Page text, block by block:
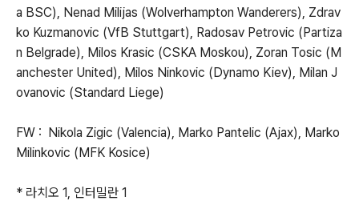
a BSC), Nenad Milijas (Wolverhampton Wanderers), Zdrav
ko Kuzmanovic (VfB Stuttgart), Radosav Petrovic (Partiza
n Belgrade), Milos Krasic (CSKA Moskou), Zoran Tosic (M
anchester United), Milos Ninkovic (Dynamo Kiev), Milan J
ovanovic (Standard Liege)
FW : Nikola Zigic (Valencia), Marko Pantelic (Ajax), Marko
Milinkovic (MFK Kosice)
* 라치오 1, 인터밀란 1